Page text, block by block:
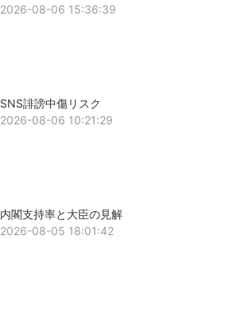
2026-08-06 15:36:39
SNS誹謗中傷リスク
2026-08-06 10:21:29
内閣支持率と大臣の見解
2026-08-05 18:01:42